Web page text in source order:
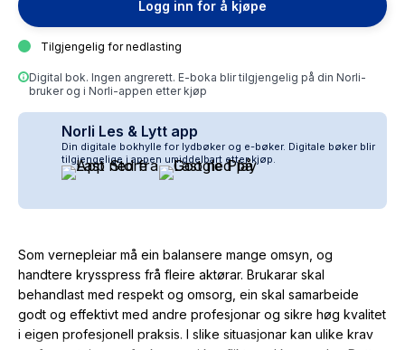
Logg inn for å kjøpe
Tilgjengelig for nedlasting
Digital bok. Ingen angrerett. E-boka blir tilgjengelig på din Norli-
bruker og i Norli-appen etter kjøp
Norli Les & Lytt app
Din digitale bokhylle for lydbøker og e-bøker. Digitale bøker blir
tilgjengelige i appen umiddelbart etter kjøp.
Som vernepleiar må ein balansere mange omsyn, og
handtere krysspress frå fleire aktørar. Brukarar skal
behandlast med respekt og omsorg, ein skal samarbeide
godt og effektivt med andre profesjonar og sikre høg kvalitet
i eigen profesjonell praksis. I slike situasjonar kan ulike krav